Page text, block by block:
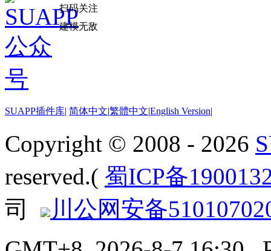
扫码关注
建模无敌
SUAPP插件库| 简体中文|繁體中文|English Version|
Copyright © 2008 - 2026
reserved.( 蜀ICP备
司
川公网安备